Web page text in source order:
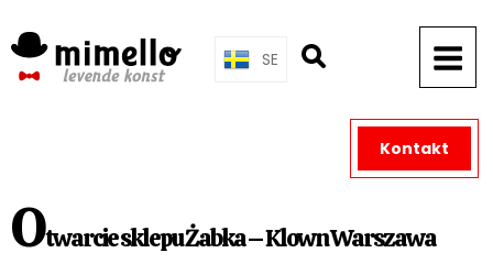
to
content
SE
Otwarcie sklepu Żabka – Klown Warszawa
Kontakt